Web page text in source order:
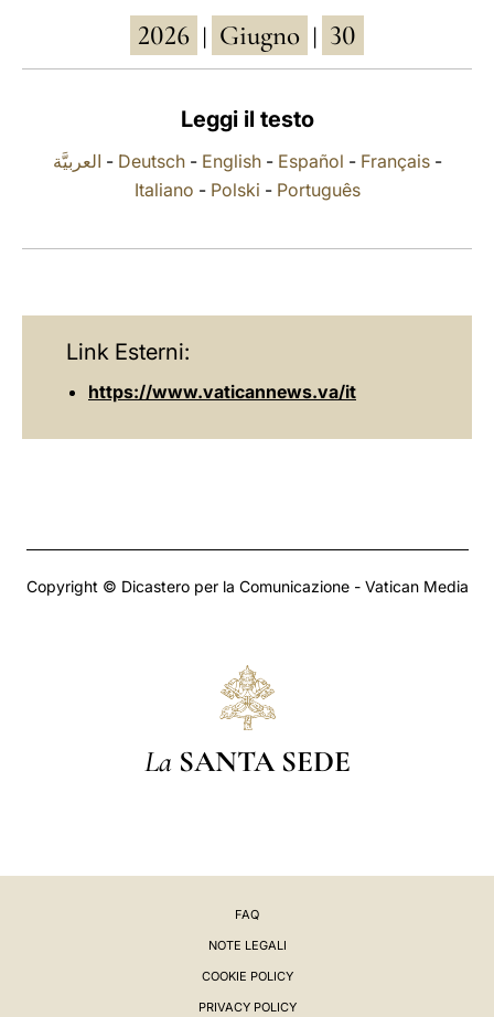
中文
LATINE
2026 Giugno 30
Leggi il testo
العربيَّة - Deutsch- English- Español - Français-
Italiano - Polski - Português
Link Esterni:
https://www.vaticannews.va/it
Copyright © Dicastero per la Comunicazione - Vatican Media
La SANTA SEDE
FAQ
NOTE LEGALI
COOKIE POLICY
PRIVACY POLICY